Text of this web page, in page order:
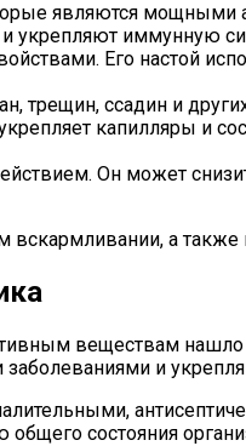
являются мощными
укрепляют иммунную
Его настой
трещин, ссадин и
капилляры и
Он может
вскармливании, а
веществам
и
состояния